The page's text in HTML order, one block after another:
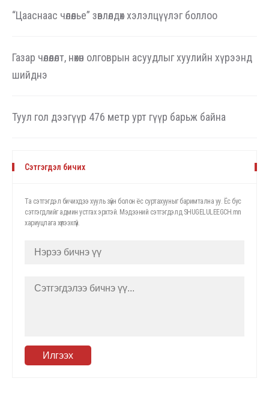
“Цааснаас чөлөөлье” зөвлөлдөх хэлэлцүүлэг боллоо
Газар чөлөөлөлт, нөхөн олговрын асуудлыг хуулийн хүрээнд
шийднэ
Туул гол дээгүүр 476 метр урт гүүр барьж байна
Сэтгэгдэл бичих
Та сэтгэгдэл бичихдээ хууль зүйн болон ёс суртахууныг баримтална уу. Ёс бус
сэтгэгдлийг админ устгах эрхтэй. Мэдээний сэтгэгдэлд SHUGELULEEGCH.mn
хариуцлага хүлээхгүй.
Илгээх